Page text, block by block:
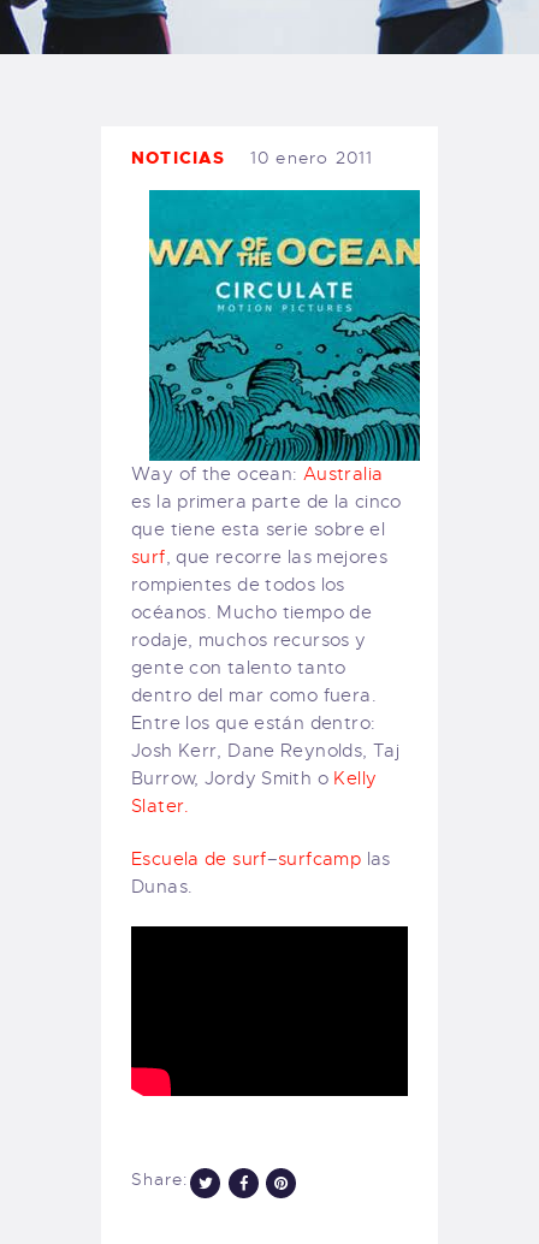
TIENDA FAMILY SURFERS
WEBCAM SALINAS
NOTICIAS 10 enero 2011
Way of the ocean: Australia
es la primera parte de la cinco
que tiene esta serie sobre el
surf , que recorre las mejores
rompientes de todos los
océanos. Mucho tiempo de
rodaje, muchos recursos y
gente con talento tanto
dentro del mar como fuera.
Entre los que están dentro:
Josh Kerr, Dane Reynolds, Taj
Burrow, Jordy Smith o Kelly
Slater.
Escuela de surf–surfcamp las
Dunas.
Share: